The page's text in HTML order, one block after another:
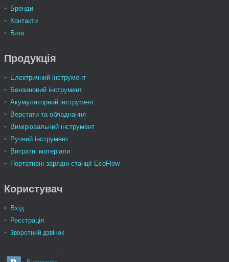
Бренди
Контакти
Блог
Продукція
Електричний інструмент
Бензиновий інструмент
Акумуляторний інструмент
Верстати та обладнання
Вимірювальний інструмент
Ручний інструмент
Витратні матеріали
Портативні зарядні станції EcoFlow
Користувач
Вхід
Реєстрація
Зворотний дзвінок